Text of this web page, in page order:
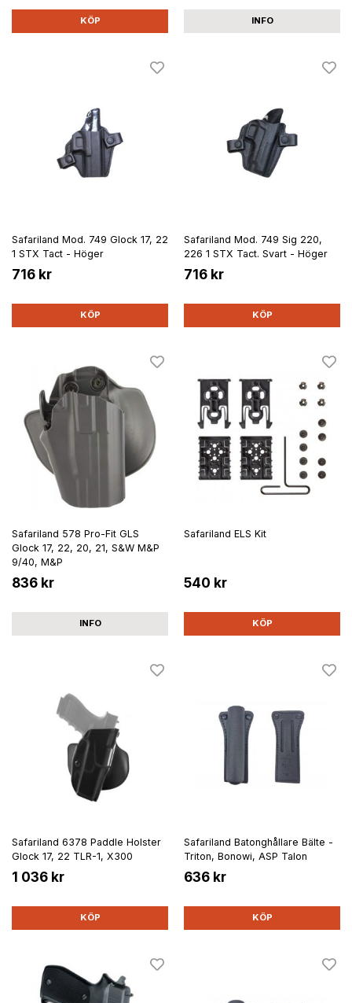
KÖP INFO
Safariland Mod. 749 Glock 17, 22
1 STX Tact - Höger
716 kr
KÖP
Safariland Mod. 749 Sig 220,
226 1 STX Tact. Svart - Höger
716 kr
KÖP
Safariland 578 Pro-Fit GLS
Glock 17, 22, 20, 21, S&W M&P
9/40, M&P
836 kr
INFO
Safariland ELS Kit
540 kr
KÖP
Safariland 6378 Paddle Holster
Glock 17, 22 TLR-1, X300
1 036 kr
KÖP
Safariland Batonghållare Bälte -
Triton, Bonowi, ASP Talon
636 kr
KÖP